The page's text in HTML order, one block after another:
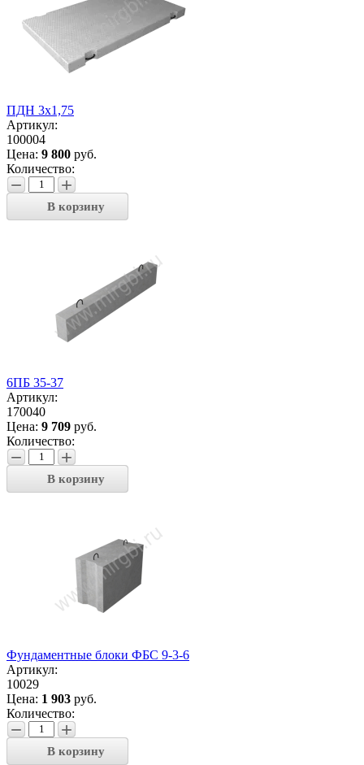
ПДН 3х1,75
Артикул:
100004
Цена: 9 800 руб.
Количество:
− +
В корзину
6ПБ 35-37
Артикул:
170040
Цена: 9 709 руб.
Количество:
− +
В корзину
Фундаментные блоки ФБС 9-3-6
Артикул:
10029
Цена: 1 903 руб.
Количество:
− +
В корзину